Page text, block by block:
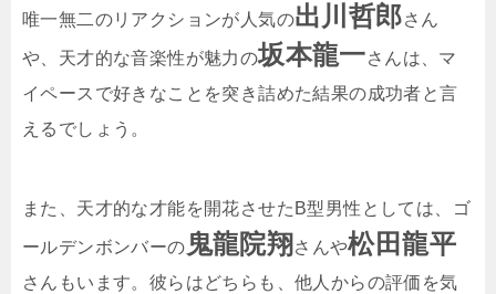
唯一無二のリアクションが人気の出川哲郎さん
や、天才的な音楽性が魅力の坂本龍一さんは、マ
イペースで好きなことを突き詰めた結果の成功者と言
えるでしょう。
また、天才的な才能を開花させたB型男性としては、ゴ
ールデンボンバーの 鬼龍院翔 さんや松田龍平
さんもいます。彼らはどちらも、他人からの評価を気